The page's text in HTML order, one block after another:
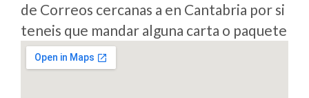
de Correos cercanas a en Cantabria por si
teneis que mandar alguna carta o paquete